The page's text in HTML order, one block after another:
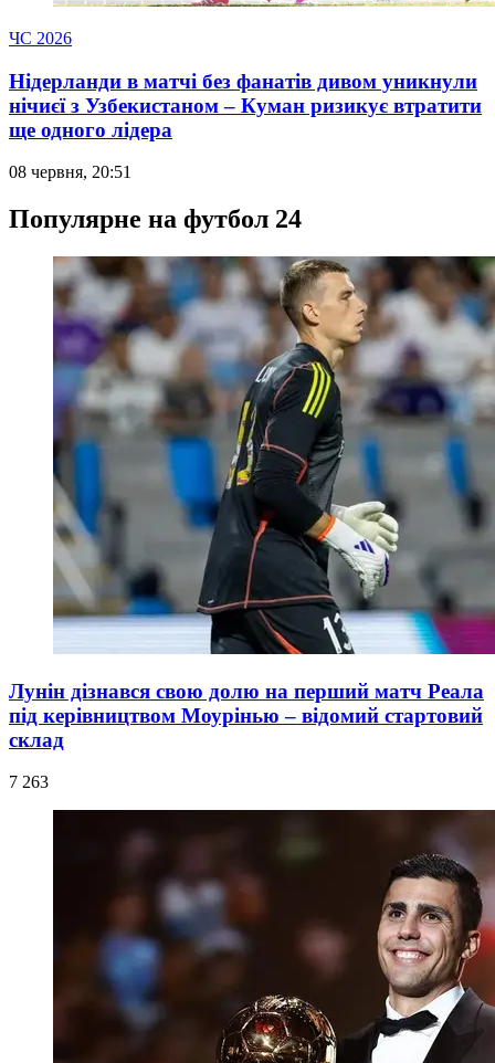
ЧС 2026
Нідерланди в матчі без фанатів дивом уникнули
нічиєї з Узбекистаном – Куман ризикує втратити
ще одного лідера
08 червня, 20:51
Популярне на футбол 24
Лунін дізнався свою долю на перший матч Реала
під керівництвом Моурінью – відомий стартовий
склад
7 263